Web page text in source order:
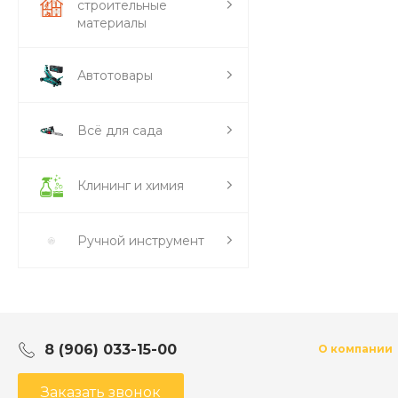
строительные
материалы
Автотовары
Всё для сада
Клининг и химия
Ручной инструмент
8 (906) 033-15-00
Заказать звонок
О компании